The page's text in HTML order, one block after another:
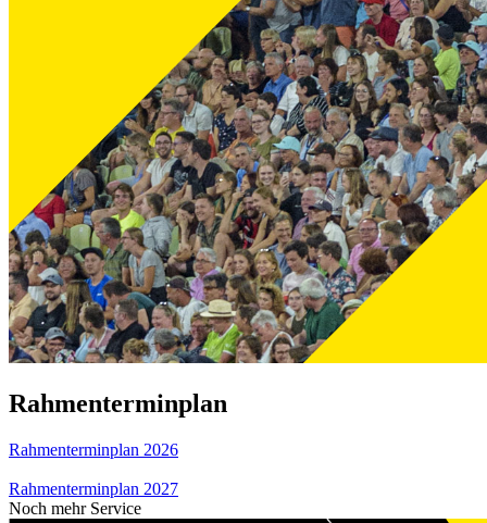
Rahmenterminplan
Rahmenterminplan 2026
Rahmenterminplan 2027
Noch mehr Service